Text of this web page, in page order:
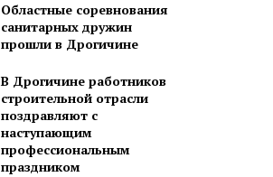
Областные соревнования
санитарных дружин
прошли в Дрогичине
В Дрогичине работников
строительной отрасли
поздравляют с
наступающим
профессиональным
праздником